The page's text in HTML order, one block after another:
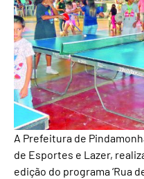
A Prefeitura de
de Esportes e Lazer,
edição do programa ‘Rua